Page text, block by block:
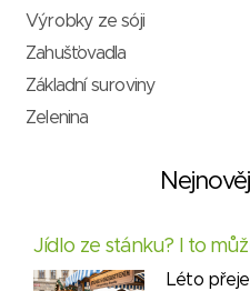
Výrobky ze sóji
Zahušťovadla
Základní suroviny
Zelenina
Jídlo ze stánku? I to
Léto přeje